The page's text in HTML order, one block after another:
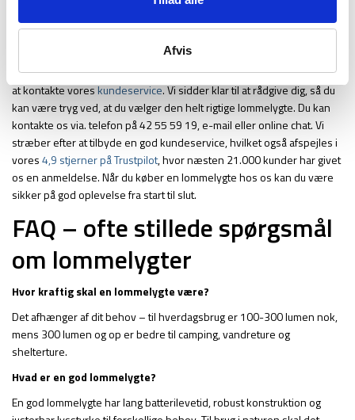
Afvis
træffe det rigtige valg i forhold til valget af en lommelygte. Hvis du
stadig sidder tilbage med lidt usikkerhed, så er du altid velkommen til
at kontakte voreskundeservice. Vi sidder klar til at rådgive dig, så du
kan være tryg ved, at du vælger den helt rigtige lommelygte. Du kan
kontakte os via. telefon på 42 55 59 19, e-mail eller online chat. Vi
stræber efter at tilbyde en god kundeservice, hvilket også afspejles i
vores4,9 stjerner på Trustpilot, hvor næsten 21.000 kunder har givet
os en anmeldelse. Når du køber en lommelygte hos os kan du være
sikker på god oplevelse fra start til slut.
FAQ – ofte stillede spørgsmål
om lommelygter
Hvor kraftig skal en lommelygte være?
Det afhænger af dit behov – til hverdagsbrug er 100-300 lumen nok,
mens 300 lumen og op er bedre til camping, vandreture og
shelterture.
Hvad er en god lommelygte?
En god lommelygte har lang batterilevetid, robust konstruktion og